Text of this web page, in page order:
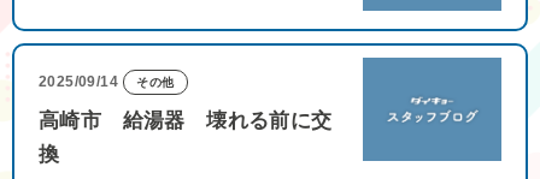
2025/09/14 その他
高崎市 給湯器 壊れる前に交
換